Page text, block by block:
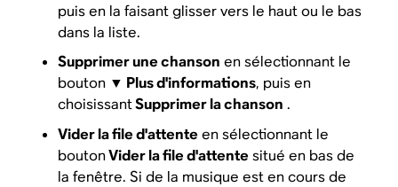
puis en la faisant glisser vers le haut ou le bas
dans la liste.
Supprimer une chanson en sélectionnant le
bouton ▼ Plus d'informations, puis en
choisissantSupprimer la chanson .
Vider la file d'attente en sélectionnant le
boutonVider la file d'attente situé en bas de
la fenêtre. Si de la musique est en cours de